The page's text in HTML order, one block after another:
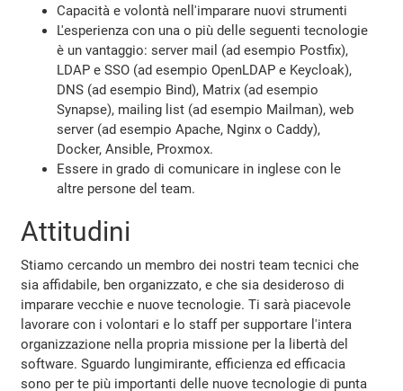
Capacità e volontà nell'imparare nuovi strumenti
L'esperienza con una o più delle seguenti tecnologie
è un vantaggio: server mail (ad esempio Postfix),
LDAP e SSO (ad esempio OpenLDAP e Keycloak),
DNS (ad esempio Bind), Matrix (ad esempio
Synapse), mailing list (ad esempio Mailman), web
server (ad esempio Apache, Nginx o Caddy),
Docker, Ansible, Proxmox.
Essere in grado di comunicare in inglese con le
altre persone del team.
Attitudini
Stiamo cercando un membro dei nostri team tecnici che
sia affidabile, ben organizzato, e che sia desideroso di
imparare vecchie e nuove tecnologie. Ti sarà piacevole
lavorare con i volontari e lo staff per supportare l'intera
organizzazione nella propria missione per la libertà del
software. Sguardo lungimirante, efficienza ed efficacia
sono per te più importanti delle nuove tecnologie di punta